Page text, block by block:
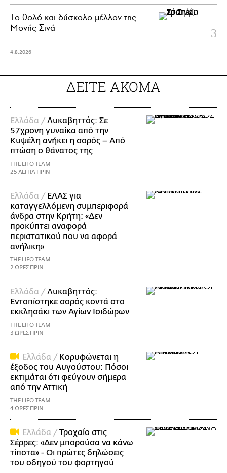
Το θολό και δύσκολο μέλλον της
Μονής Σινά
4.8.2026
ΔΕΙΤΕ ΑΚΟΜΑ
Ελλάδα / Λυκαβηττός: Σε
57χρονη γυναίκα από την
Κυψέλη ανήκει η σορός – Από
πτώση ο θάνατος της
THE LIFO TEAM
25 ΛΕΠΤΑ ΠΡΙΝ
Ελλάδα / ΕΛΑΣ για
καταγγελλόμενη συμπεριφορά
άνδρα στην Κρήτη: «Δεν
προκύπτει αναφορά
περιστατικού που να αφορά
ανήλικη»
THE LIFO TEAM
2 ΩΡΕΣ ΠΡΙΝ
Ελλάδα / Λυκαβηττός:
Εντοπίστηκε σορός κοντά στο
εκκλησάκι των Αγίων Ισιδώρων
THE LIFO TEAM
3 ΩΡΕΣ ΠΡΙΝ
Ελλάδα / Κορυφώνεται η
έξοδος του Αυγούστου: Πόσοι
εκτιμάται ότι φεύγουν σήμερα
από την Αττική
THE LIFO TEAM
4 ΩΡΕΣ ΠΡΙΝ
Ελλάδα / Τροχαίο στις
Σέρρες: «Δεν μπορούσα να κάνω
τίποτα» - Οι πρώτες δηλώσεις
του οδηγού του φορτηγού